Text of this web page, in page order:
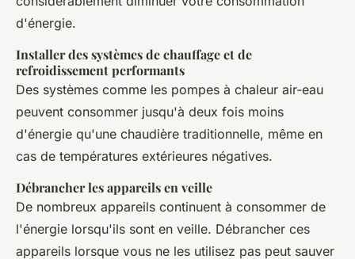
d'énergie.
Installer des systèmes de chauffage et de
refroidissement performants
Des systèmes comme les pompes à chaleur air-eau
peuvent consommer jusqu'à deux fois moins
d'énergie qu'une chaudière traditionnelle, même en
cas de températures extérieures négatives.
Débrancher les appareils en veille
De nombreux appareils continuent à consommer de
l'énergie lorsqu'ils sont en veille. Débrancher ces
appareils lorsque vous ne les utilisez pas peut sauver